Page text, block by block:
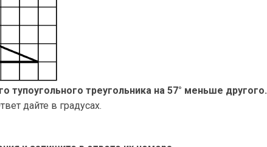
тупоугольного треугольника на 57° меньше другого.
дайте в градусах.